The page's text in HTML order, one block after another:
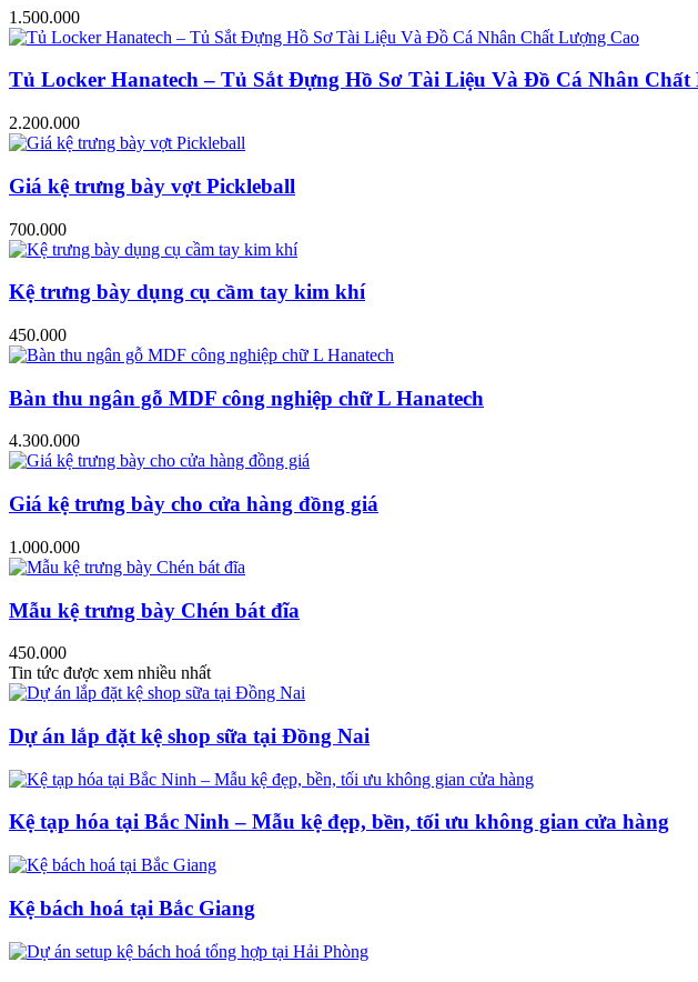
1.500.000
Tủ Locker Hanatech – Tủ Sắt Đựng Hồ Sơ Tài Liệu Và Đồ Cá Nhân Chất
2.200.000
Giá kệ trưng bày vợt Pickleball
700.000
Kệ trưng bày dụng cụ cầm tay kim khí
450.000
Bàn thu ngân gỗ MDF công nghiệp chữ L Hanatech
4.300.000
Giá kệ trưng bày cho cửa hàng đồng giá
1.000.000
Mẫu kệ trưng bày Chén bát đĩa
450.000
Tin tức được xem nhiều nhất
Dự án lắp đặt kệ shop sữa tại Đồng Nai
Kệ tạp hóa tại Bắc Ninh – Mẫu kệ đẹp, bền, tối ưu không gian cửa hàng
Kệ bách hoá tại Bắc Giang